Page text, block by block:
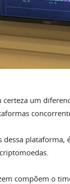
um
compõem o